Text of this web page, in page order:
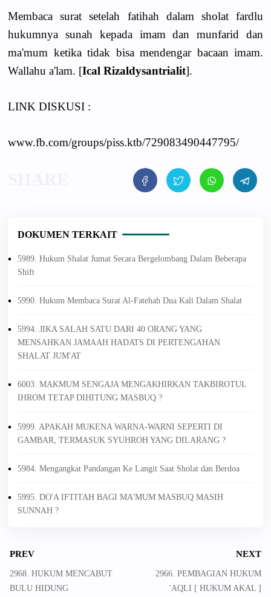
Membaca surat setelah fatihah dalam sholat fardlu
hukumnya sunah kepada imam dan munfarid dan
ma'mum ketika tidak bisa mendengar bacaan imam.
Wallahu a'lam. [Ical Rizaldysantrialit].
LINK DISKUSI :
www.fb.com/groups/piss.ktb/729083490447795/
DOKUMEN TERKAIT
5989. Hukum Shalat Jumat Secara Bergelombang Dalam Beberapa
Shift
5990. Hukum Membaca Surat Al-Fatehah Dua Kali Dalam Shalat
5994. JIKA SALAH SATU DARI 40 ORANG YANG
MENSAHKAN JAMAAH HADATS DI PERTENGAHAN
SHALAT JUM'AT
6003. MAKMUM SENGAJA MENGAKHIRKAN TAKBIROTUL
IHROM TETAP DIHITUNG MASBUQ ?
5999. APAKAH MUKENA WARNA-WARNI SEPERTI DI
GAMBAR, TERMASUK SYUHROH YANG DILARANG ?
5984. Mengangkat Pandangan Ke Langit Saat Sholat dan Berdoa
5995. DO'A IFTITAH BAGI MA'MUM MASBUQ MASIH
SUNNAH ?
PREV
2968. HUKUM MENCABUT
BULU HIDUNG
NEXT
2966. PEMBAGIAN HUKUM
'AQLI [ HUKUM AKAL ]